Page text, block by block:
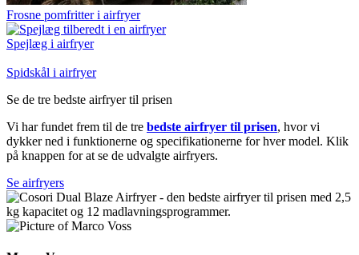
Frosne pomfritter i airfryer
Spejlæg i airfryer
Spidskål i airfryer
Se de tre bedste airfryer til prisen
Vi har fundet frem til de tre bedste airfryer til prisen, hvor vi
dykker ned i funktionerne og specifikationerne for hver model. Klik
på knappen for at se de udvalgte airfryers.
Se airfryers